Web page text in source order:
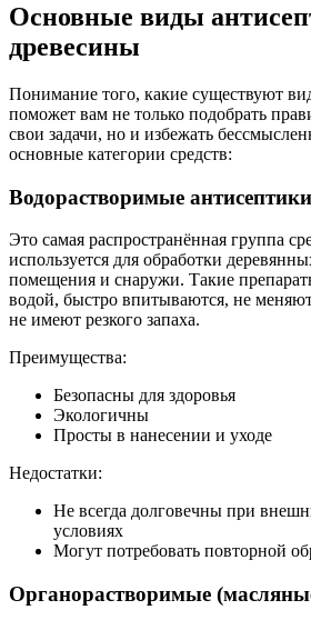
Основные виды
древесины
Понимание того, какие существуют
поможет вам не только подобрать
свои задачи, но и избежать
основные категории средств:
Водорастворимые антисептики
Это самая распространённая группа
используется для обработки
помещения и снаружи. Такие
водой, быстро впитываются, не
не имеют резкого запаха.
Преимущества:
Безопасны для здоровья
Экологичны
Просты в нанесении и уходе
Недостатки:
Не всегда долговечны при
условиях
Могут потребовать повторной
Органорастворимые